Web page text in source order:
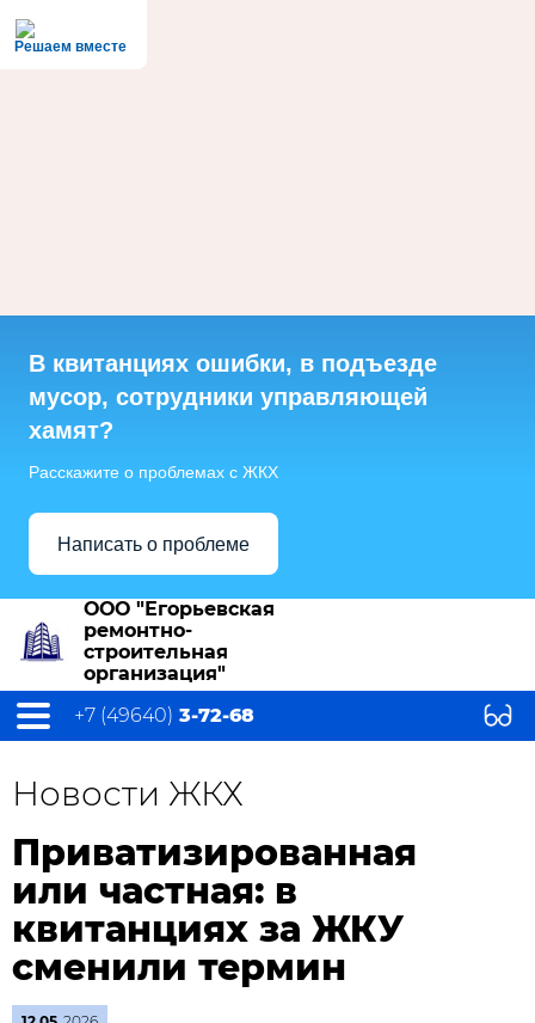
Решаем вместе
В квитанциях ошибки, в подъезде
мусор, сотрудники управляющей
хамят?
Расскажите о проблемах с ЖКХ
Написать о проблеме
ООО "Егорьевская
ремонтно-
строительная
организация"
+7 (49640) 3-72-68
Новости ЖКХ
Приватизированная
или частная: в
квитанциях за ЖКУ
сменили термин